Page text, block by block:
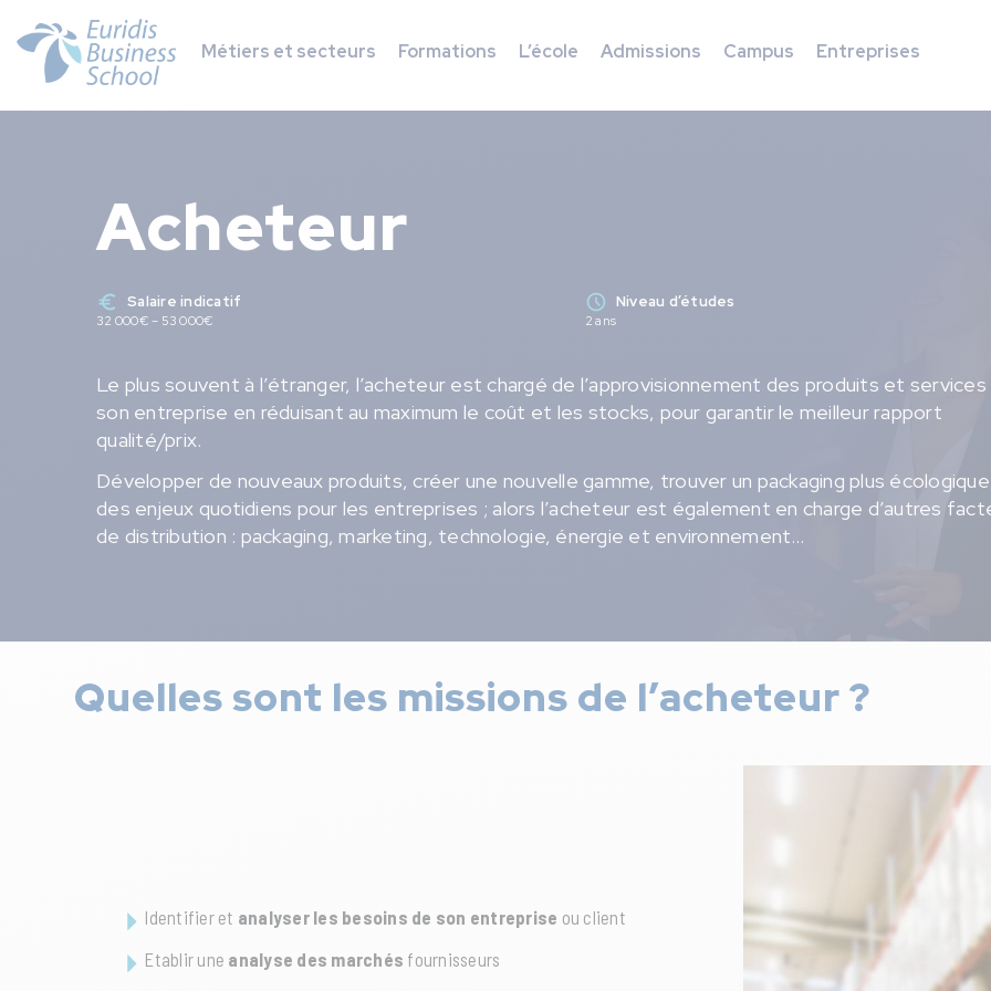
Métiers et secteurs Formations L’école Admissions Campus Entreprises
Acheteur
Salaire indicatif
32 000€ – 53 000€
Niveau d’études
2 ans
Le plus souvent à l’étranger, l’acheteur est chargé de l’approvisionnement des produits et
son entreprise en réduisant au maximum le coût et les stocks, pour garantir le meilleur rapport
qualité/prix.
Développer de nouveaux produits, créer une nouvelle gamme, trouver un packaging plus
des enjeux quotidiens pour les entreprises ; alors l’acheteur est également en charge d’autres
de distribution : packaging, marketing, technologie, énergie et environnement…
Quelles sont les missions de l’acheteur ?
Identifier et analyser les besoins de son entreprise ou client
Etablir une analyse des marchés fournisseurs